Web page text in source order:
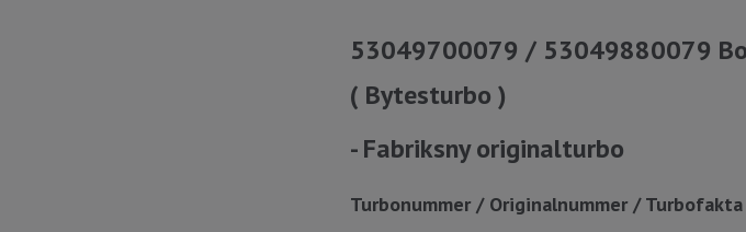
53049700079 / 53049880079
( Bytesturbo )
- Fabriksny originalturbo
Turbonummer / Originalnummer /